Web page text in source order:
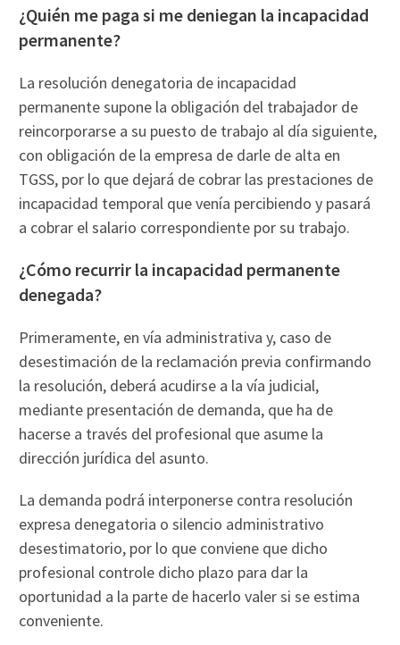
¿Quién me paga si me deniegan la incapacidad
permanente?
La resolución denegatoria de incapacidad
permanente supone la obligación del trabajador de
reincorporarse a su puesto de trabajo al día siguiente,
con obligación de la empresa de darle de alta en
TGSS, por lo que dejará de cobrar las prestaciones de
incapacidad temporal que venía percibiendo y pasará
a cobrar el salario correspondiente por su trabajo.
¿Cómo recurrir la incapacidad permanente
denegada?
Primeramente, en vía administrativa y, caso de
desestimación de la reclamación previa confirmando
la resolución, deberá acudirse a la vía judicial,
mediante presentación de demanda, que ha de
hacerse a través del profesional que asume la
dirección jurídica del asunto.
La demanda podrá interponerse contra resolución
expresa denegatoria o silencio administrativo
desestimatorio, por lo que conviene que dicho
profesional controle dicho plazo para dar la
oportunidad a la parte de hacerlo valer si se estima
conveniente.